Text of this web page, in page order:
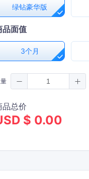
绿钻豪华版
品面值
3个月
品总价
$ 0.00